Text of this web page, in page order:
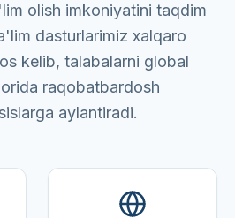
olish imkoniyatini taqdim
dasturlarimiz xalqaro
kelib, talabalarni global
raqobatbardosh
aylantiradi.